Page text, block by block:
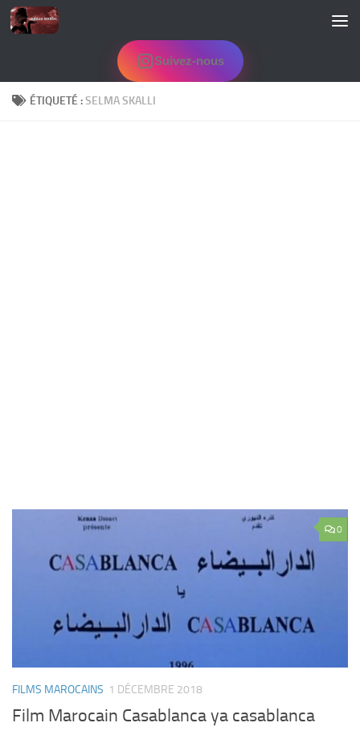
Skip to content
Suivez-nous
ÉTIQUETÉ :SELMA SKALLI
0
FILMS MAROCAINS 1 DÉCEMBRE 2018
Film Marocain Casablanca ya casablanca